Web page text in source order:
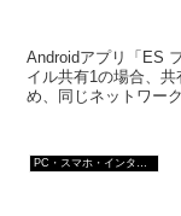
Androidアプリ「ES
イル共有1の場合、
め、同じネットワー
PC・スマホ・インターネットトラブルの解消方法